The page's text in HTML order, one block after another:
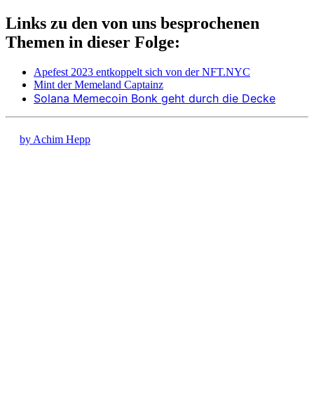
Links zu den von uns besprochenen
Themen in dieser Folge:
Apefest 2023 entkoppelt sich von der NFT.NYC
Mint der Memeland Captainz
Solana Memecoin Bonk geht durch die Decke
by Achim Hepp